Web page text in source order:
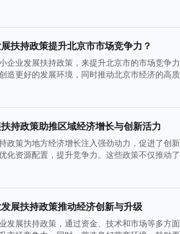
扶持政策提升北京市市场竞争力？
企业发展扶持政策，来提升北京市的市场竞争
造更好的发展环境，同时推动北京市经济的高
持政策助推区域经济增长与创新活力
政策为地方经济增长注入强劲动力，促进了创
化资源配置，提升竞争力。这些政策不仅推动
展扶持政策推动经济创新与升级
发展扶持政策，通过资金、技术和市场等多方